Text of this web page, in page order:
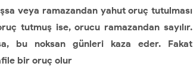
veya ramazandan yahut oruç tutulması
tutmuş ise, orucu ramazandan sayılır.
bu noksan günleri kaza eder. Fakat
bir oruç olur